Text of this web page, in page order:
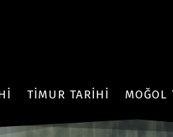
TIMUR TARIHI MOĞOL